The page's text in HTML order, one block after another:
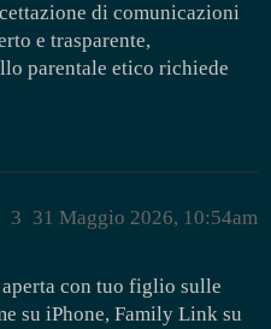
di comunicazioni
e trasparente,
parentale etico richiede
31 Maggio 2026, 10:54am
3
con tuo figlio sulle
su iPhone, Family Link su